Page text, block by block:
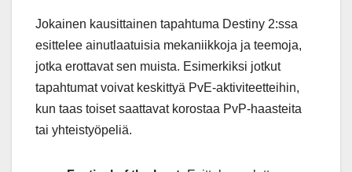
Jokainen kausittainen tapahtuma Destiny 2:ssa
esittelee ainutlaatuisia mekaniikkoja ja teemoja,
jotka erottavat sen muista. Esimerkiksi jotkut
tapahtumat voivat keskittyä PvE-aktiviteetteihin,
kun taas toiset saattavat korostaa PvP-haasteita
tai yhteistyöpeliä.